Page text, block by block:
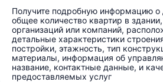
Получите подробную информацию
общее количество квартир в
организаций или компаний,
детальные характеристики
постройки, этажность, тип
материалы, информация об
название, контактные данные, и
предоставляемых услуг